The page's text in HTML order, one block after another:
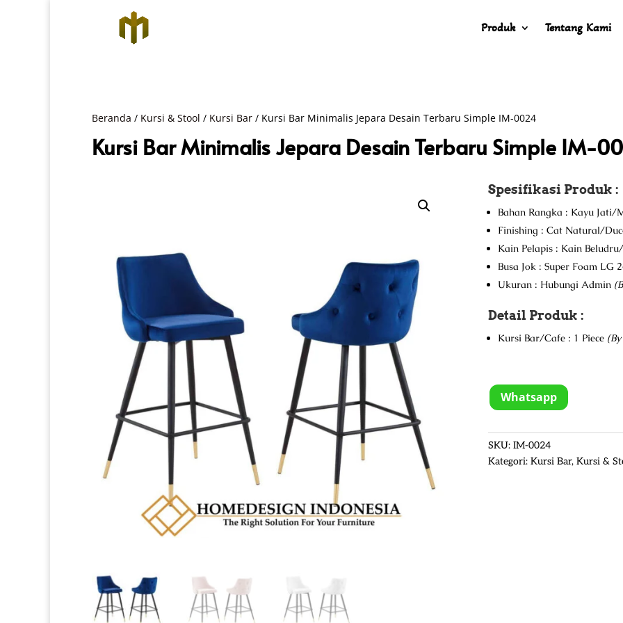
Produk Tentang Kami
Beranda / Kursi & Stool / Kursi Bar / Kursi Bar Minimalis Jepara Desain Terbaru Simple IM-0024
Kursi Bar Minimalis Jepara Desain Terbaru Simple IM-
Spesifikasi Produk :
Bahan Rangka : Kayu Jati/
Finishing : Cat Natural/
Kain Pelapis : Kain
Busa Jok : Super Foam LG
Ukuran : Hubungi Admin
Detail Produk :
Kursi Bar/Cafe : 1 Piece
Whatsapp
SKU: IM-0024
Kategori: Kursi Bar, Kursi &